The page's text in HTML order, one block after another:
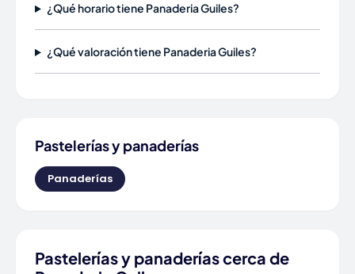
¿Qué horario tiene Panaderia Guiles?
¿Qué valoración tiene Panaderia Guiles?
Pastelerías y panaderías
Panaderías
Pastelerías y panaderías cerca de